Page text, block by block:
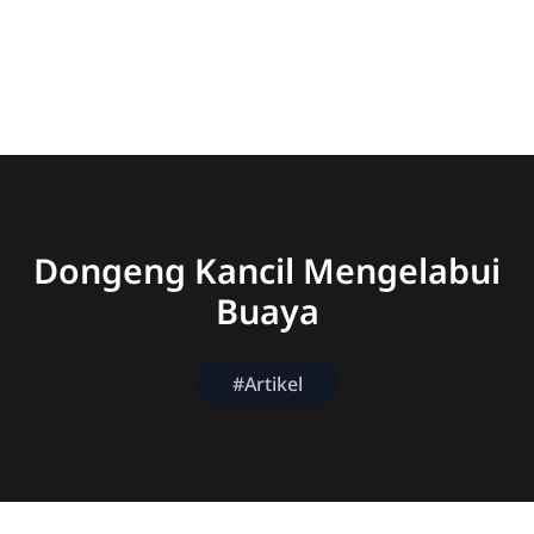
Dongeng Kancil Mengelabui
Buaya
#Artikel